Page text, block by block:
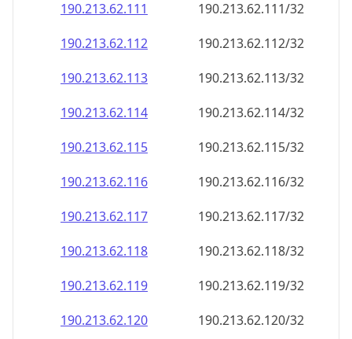
190.213.62.111
190.213.62.111/32
190.213.62.112
190.213.62.112/32
190.213.62.113
190.213.62.113/32
190.213.62.114
190.213.62.114/32
190.213.62.115
190.213.62.115/32
190.213.62.116
190.213.62.116/32
190.213.62.117
190.213.62.117/32
190.213.62.118
190.213.62.118/32
190.213.62.119
190.213.62.119/32
190.213.62.120
190.213.62.120/32